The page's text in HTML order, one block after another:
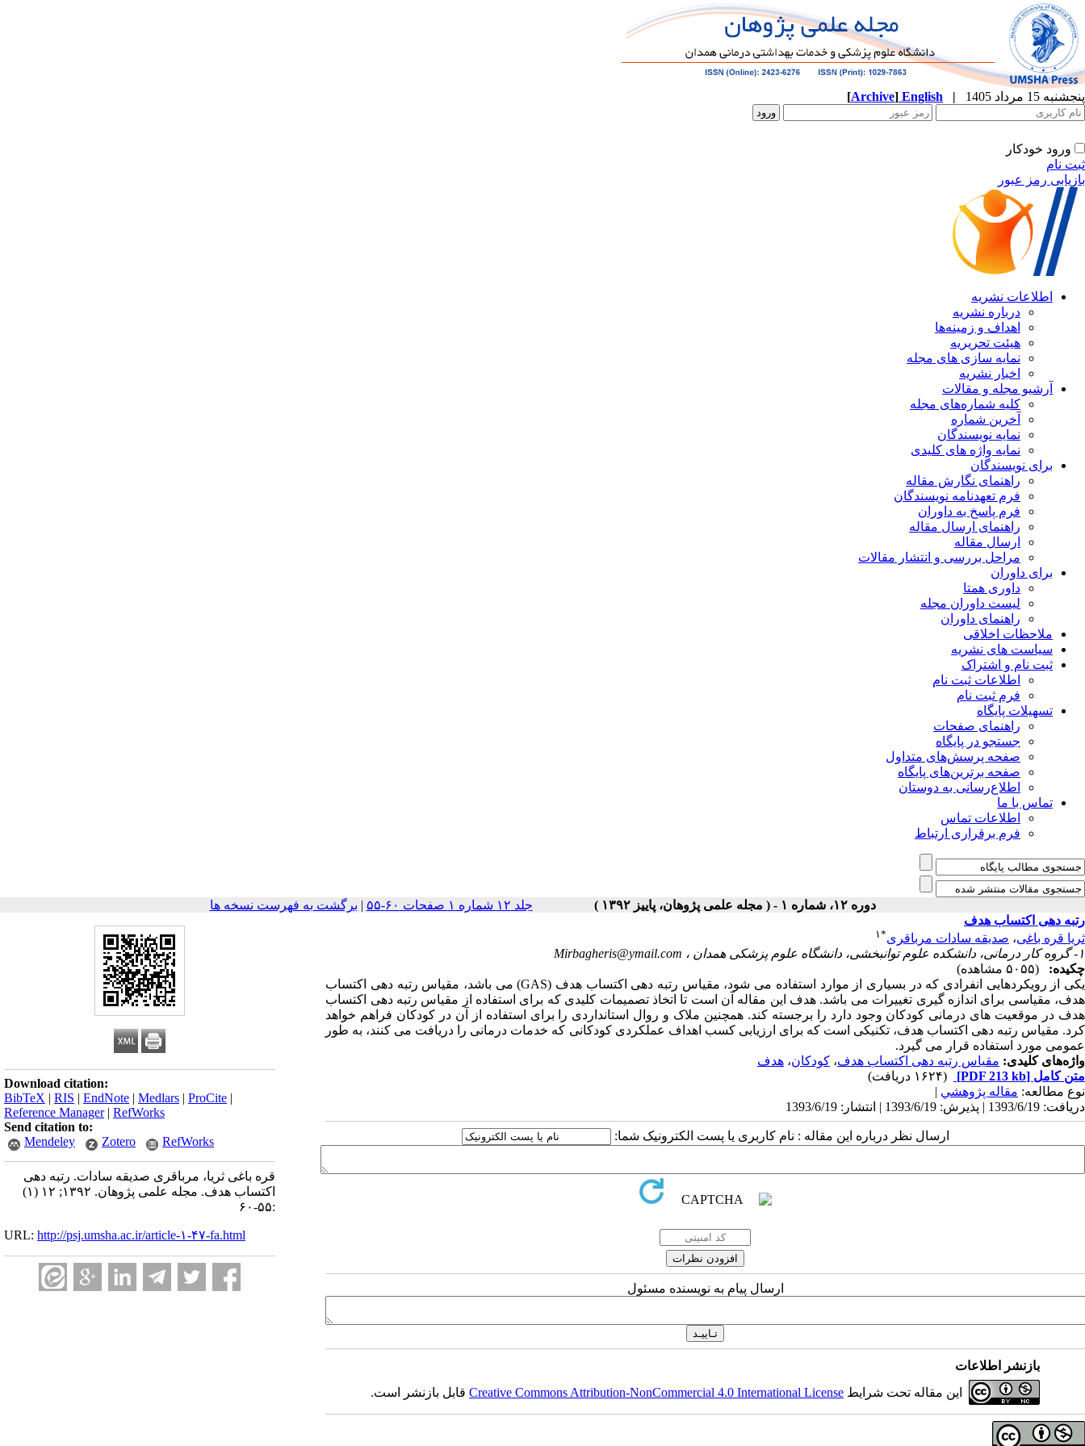
پنجشنبه 15 مرداد 1405 |
English
[Archive]
ورود خودکار
ثبت نام
بازیابی رمز عبور
اطلاعات نشریه
درباره نشریه
اهداف و زمینه‌ها
هیئت تحریریه
نمایه سازی های مجله
اخبار نشریه
آرشیو مجله و مقالات
کلیه شماره‌های مجله
آخرین شماره
نمایه نویسندگان
نمایه واژه های کلیدی
برای نویسندگان
راهنمای نگارش مقاله
فرم تعهدنامه نویسندگان
فرم پاسخ به داوران
راهنمای ارسال مقاله
ارسال مقاله
مراحل بررسی و انتشار مقالات
برای داوران
داوری همتا
لیست داوران مجله
راهنمای داوران
ملاحظات اخلاقی
سیاست های نشریه
ثبت نام و اشتراک
اطلاعات ثبت نام
فرم ثبت نام
تسهیلات پایگاه
راهنمای صفحات
جستجو در پایگاه
صفحه پرسش‌های متداول
صفحه برترین‌های پایگاه
اطلاع‌رسانی به دوستان
تماس با ما
اطلاعات تماس
فرم برقراری ارتباط
دوره ۱۲، شماره ۱ - ( مجله علمی پژوهان، پاییز ۱۳۹۲ ) جلد ۱۲ شماره ۱ صفحات ۶۰-۵۵ | برگشت به فهرست نسخه ها
Download citation:
BibTeX | RIS | EndNote | Medlars | ProCite |
Reference Manager| RefWorks
Send citation to:
Mendeley
Zotero RefWorks
قره باغی ثریا، مرباقری صدیقه سادات. رتبه دهی
اکتساب هدف. مجله علمی پژوهان. ۱۳۹۲; ۱۲ (۱)
:۵۵-۶۰
URL: http://psj.umsha.ac.ir/article-۱-۴۷-fa.html
رتبه دهی اکتساب هدف
ثریا قره باغی، صدیقه سادات مرباقری*۱
۱- گروه کار درمانی، دانشکده علوم توانبخشی، دانشگاه علوم پزشکی همدان ،
Mirbagheris@ymail.com
چکیده:
(۵۰۵۵ مشاهده)
یکی از رویکردهایی انفرادی که در بسیاری از موارد استفاده می شود، مقیاس رتبه دهی اکتساب هدف (GAS) می باشد، مقیاس رتبه دهی اکتساب
هدف، مقیاسی برای اندازه گیری تغییرات می باشد. هدف این مقاله آن است تا اتخاذ تصمیمات کلیدی که برای استفاده از مقیاس رتبه دهی اکتساب
هدف در موقعیت های درمانی کودکان وجود دارد را برجسته کند. همچنین ملاک و روال استانداردی را برای استفاده از آن در کودکان فراهم خواهد
کرد. مقیاس رتبه دهی اکتساب هدف، تکنیکی است که برای ارزیابی کسب اهداف عملکردی کودکانی که خدمات درمانی را دریافت می کنند، به طور
عمومی مورد استفاده قرار می گیرد.
واژه‌های کلیدی: مقیاس رتبه دهی اکتساب هدف، کودکان، هدف
متن کامل [PDF 213 kb]
(۱۶۲۴ دریافت)
نوع مطالعه: مقاله پژوهشي |
دریافت: 1393/6/19 | پذیرش: 1393/6/19 | انتشار: 1393/6/19
ارسال نظر درباره این مقاله : نام کاربری یا پست الکترونیک شما:
ارسال پیام به نویسنده مسئول
بازنشر اطلاعات
این مقاله تحت شرایط Creative Commons Attribution-NonCommercial 4.0 International Licenseقابل بازنشر است.